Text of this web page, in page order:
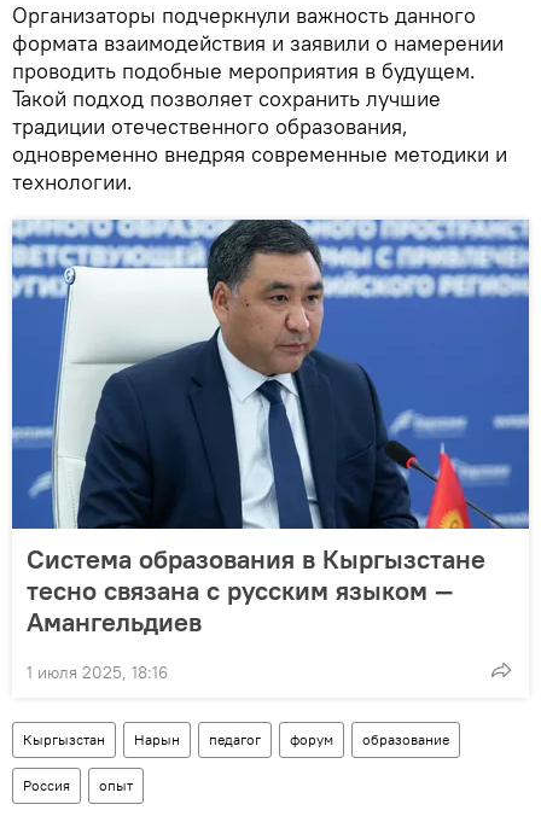
Организаторы подчеркнули важность данного
формата взаимодействия и заявили о намерении
проводить подобные мероприятия в будущем.
Такой подход позволяет сохранить лучшие
традиции отечественного образования,
одновременно внедряя современные методики и
технологии.
Система образования в Кыргызстане
тесно связана с русским языком —
Амангельдиев
1 июля 2025, 18:16
Кыргызстан Нарын педагог форум образование
Россия опыт